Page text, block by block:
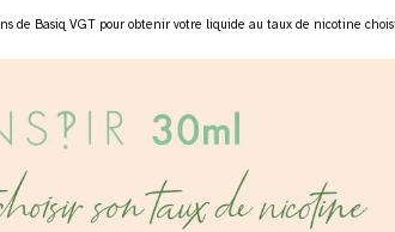
de Basiq VGTpour obtenir votre liquide au taux de nicotine